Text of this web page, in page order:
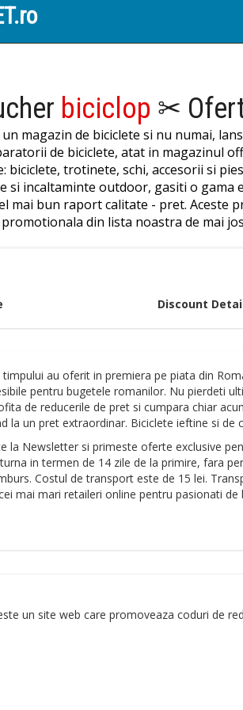
biciclop ✂
magazin de biciclete si nu numai,
de biciclete, atat in magazinul
biciclete, trotinete, schi, accesorii si
si incaltaminte outdoor, gasiti o gama
mai bun raport calitate - pret. Aceste
din lista noastra de mai
Discount
timpului au oferit in premiera pe piata din
pentru bugetele romanilor. Nu pierdeti
de reducerile de pret si cumpara chiar
la un pret extraordinar. Biciclete ieftine si de
la Newsletter si primeste oferte exclusive
in termen de 14 zile de la primire, fara
Costul de transport este de 15 lei.
mai mari retaileri online pentru pasionati
un site web care promoveaza coduri de